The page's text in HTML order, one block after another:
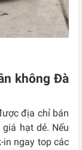
không Đà
địa chỉ bán
hạt dẻ. Nếu
in ngay top các